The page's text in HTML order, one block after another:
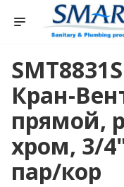
Кран-
прямой,
хром, 3/
пар/кор